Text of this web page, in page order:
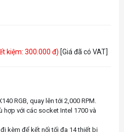
kiệm: 300.000 đ) [Giá đã có VAT]
RGB, quay lên tới 2,000 RPM.
hợp với các socket Intel 1700 và